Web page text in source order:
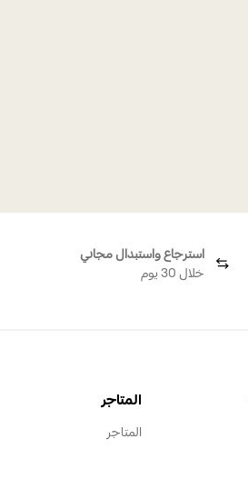
استرجاع واستبدال مجاني
خلال 30 يوم
المتاجر
المتاجر